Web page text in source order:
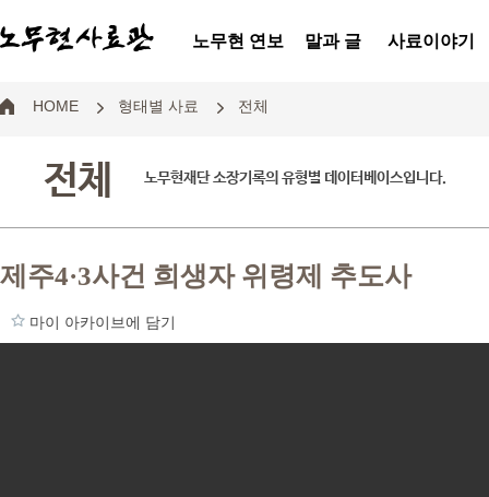
노무현 연보 말과 글 사료이야기
HOME 형태별 사료 전체
전체 노무현재단 소장기록의 유형별 데이터베이스입니다.
제주4·3사건 희생자 위령제 추도사
마이 아카이브에 담기